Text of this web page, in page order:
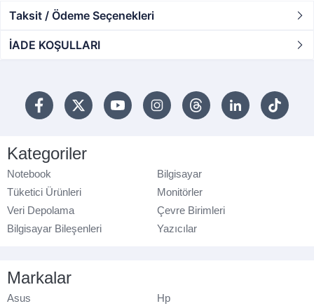
Taksit / Ödeme Seçenekleri
İADE KOŞULLARI
Kategoriler
Notebook
Bilgisayar
Tüketici Ürünleri
Monitörler
Veri Depolama
Çevre Birimleri
Bilgisayar Bileşenleri
Yazıcılar
Markalar
Asus
Hp